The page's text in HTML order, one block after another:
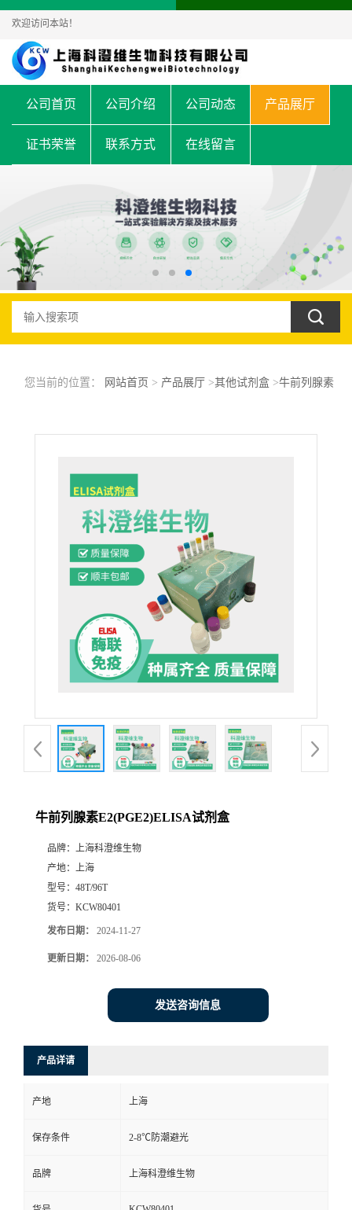
欢迎访问本站！
公司首页 公司介绍 公司动态 产品展厅
证书荣誉 联系方式 在线留言
您当前的位置： 网站首页 > 产品展厅>其他试剂盒>牛前列腺素
牛前列腺素E2(PGE2)ELISA试剂盒
品牌：
上海科澄维生物
产地：
上海
型号： 48T/96T
货号： KCW80401
发布日期： 2024-11-27
更新日期： 2026-08-06
发送咨询信息
产品详请
产地 上海
保存条件 2-8℃防潮避光
品牌 上海科澄维生物